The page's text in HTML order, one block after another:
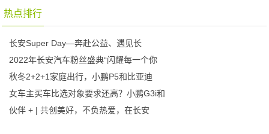
热点排行
长安Super Day—奔赴公益、遇见长
2022年长安汽车粉丝盛典“闪耀每一个你
秋冬2+2+1家庭出行，小鹏P5和比亚迪
女车主买车比选对象要求还高？小鹏G3i和
伙伴 + | 共创美好，不负热爱，在长安